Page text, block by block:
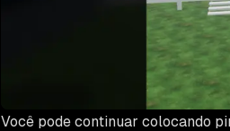
Você pode continuar colocando